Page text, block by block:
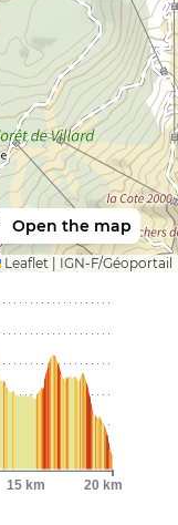
Open the map
Leaflet IGN-F/Géoportail
15 km 20 km